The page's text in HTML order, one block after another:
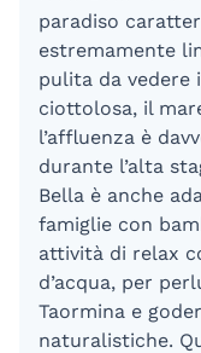
paradiso
estremamente
pulita da vedere
ciottolosa, il
l’affluenza è
durante l’alta
Bella è anche
famiglie con
attività di relax
d’acqua, per
Taormina e
naturalistiche.